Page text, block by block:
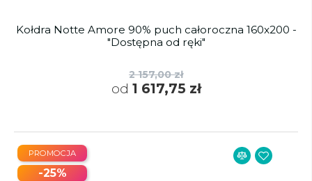
Kołdra Notte Amore 90% puch całoroczna 160x200 -
"Dostępna od ręki"
2 157,00 zł
od 1 617,75 zł
PROMOCJA
-25%